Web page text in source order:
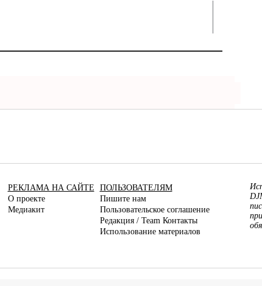
РЕКЛАМА НА САЙТЕ
О проекте
Медиакит
ПОЛЬЗОВАТЕЛЯМ
Пишите нам
Пользовательское соглашение
Редакция / Team Контакты
Использование материалов